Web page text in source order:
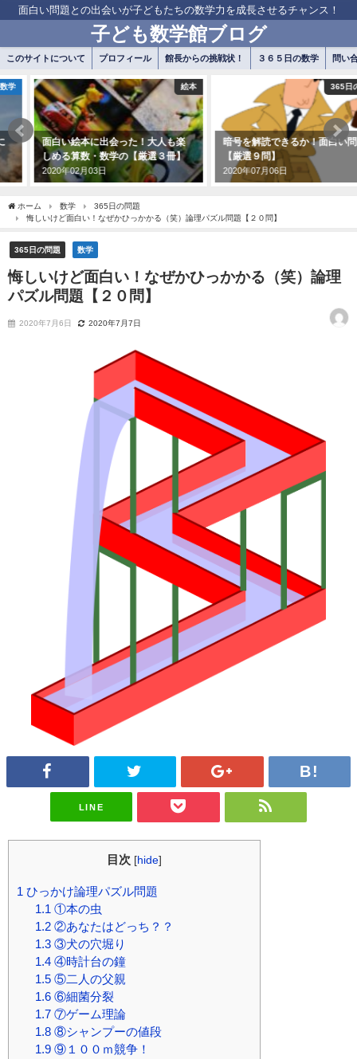
面白い問題との出会いが子どもたちの数学力を成長させるチャンス！
子ども数学館ブログ
このサイトについて プロフィール 館長からの挑戦状！ ３６５日の数学 問い
絵本
面白い絵本に出会った！大人も楽
しめる算数・数学の【厳選３冊】
2020年02月03日
365日の問題
暗号を解読できるか！面白い問題
【厳選９問】
2020年07月06日
ホーム 数学
365日の問題
悔しいけど面白い！なぜかひっかかる（笑）論理パズル問題【２０問】
365日の問題 数学
悔しいけど面白い！なぜかひっかかる（笑）論理
パズル問題【２０問】
2020年7月6日 2020年7月7日
LINE
目次 [hide]
1 ひっかけ論理パズル問題
1.1 ①本の虫
1.2②あなたはどっち？？
1.3③犬の穴堀り
1.4④時計台の鐘
1.5⑤二人の父親
1.6⑥細菌分裂
1.7⑦ゲーム理論
1.8⑧シャンプーの値段
1.9⑨１００ｍ競争！